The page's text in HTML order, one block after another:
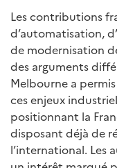
Les contributions
d’automatisation,
de modernisation
des arguments
Melbourne a
ces enjeux
positionnant la
disposant déjà de
l’international. Les